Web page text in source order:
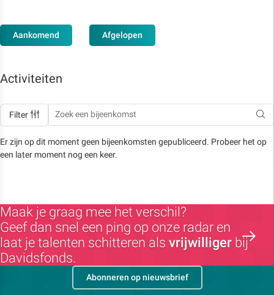
Aankomend Afgelopen
Activiteiten
Filter
Er zijn op dit moment geen bijeenkomsten gepubliceerd. Probeer het op
een later moment nog een keer.
Maak je graag mee het verschil?
Geef dan snel een ping op onze radar en
laat je talenten schitteren als vrijwilliger bij
Davidsfonds.
Abonneren op nieuwsbrief